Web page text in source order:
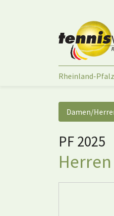
Sie sind hier:
Rheinland-Pfalz
Damen/
PF 2025
Herren